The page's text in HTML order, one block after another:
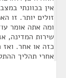
אין בכוונתי
זולים יותר. זו
ומה אתה אומר
שירות המדינה,
כזה או אחר.
אחרי תהליך